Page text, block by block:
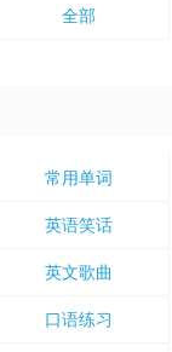
全部
常用单词
英语笑话
英文歌曲
口语练习